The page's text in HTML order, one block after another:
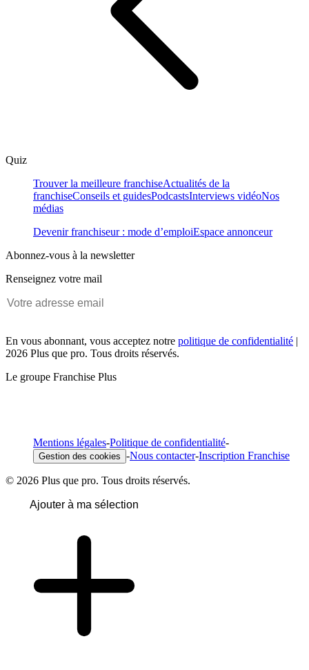
Quiz
Trouver la meilleure franchiseActualités de la
franchiseConseils et guidesPodcastsInterviews vidéoNos
médias
Devenir franchiseur : mode d’emploiEspace annonceur
Abonnez-vous à la newsletter
Renseignez votre mail
En vous abonnant, vous acceptez notre politique de confidentialité |
2026 Plus que pro. Tous droits réservés.
Le groupe Franchise Plus
Mentions légales-Politique de confidentialité-
Gestion des cookies -Nous contacter-Inscription Franchise
© 2026 Plus que pro. Tous droits réservés.
Ajouter à ma sélection